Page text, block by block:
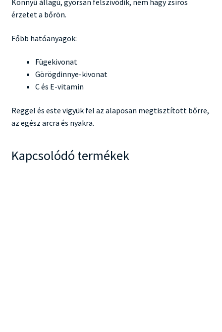
érzetet a bőrön.
Főbb hatóanyagok:
Fügekivonat
Görögdinnye-kivonat
C és E-vitamin
Reggel és este vigyük fel az alaposan megtisztított bőrre,
az egész arcra és nyakra.
Kapcsolódó termékek